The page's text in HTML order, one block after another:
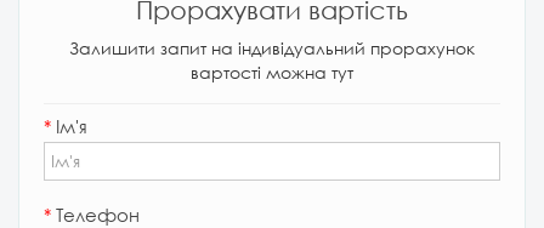
Прорахувати вартість
Залишити запит на індивідуальний прорахунок
вартості можна тут
* Ім'я
* Телефон